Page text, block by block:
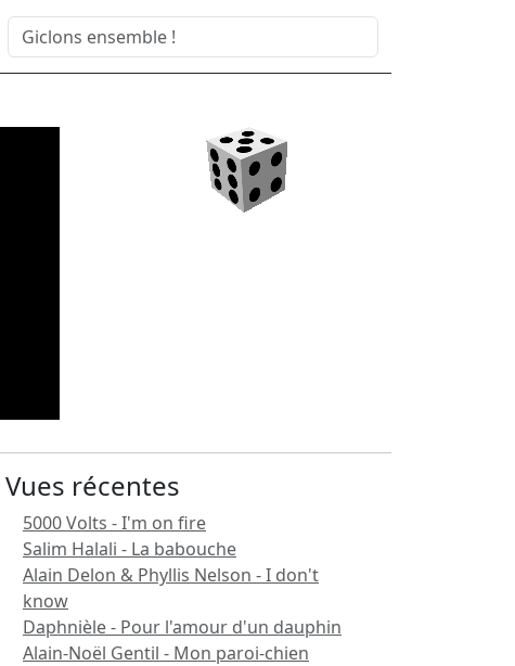
Vues récentes
5000 Volts - I'm on fire
Salim Halali - La babouche
Alain Delon & Phyllis Nelson - I don't
know
Daphnièle - Pour l'amour d'un dauphin
Alain-Noël Gentil - Mon paroi-chien